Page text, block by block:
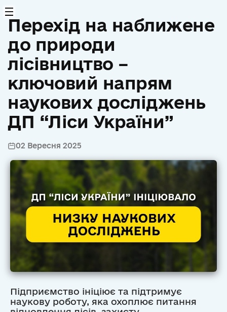
Перехід на наближене
до природи
лісівництво –
ключовий напрям
наукових досліджень
ДП “Ліси України”
02 Вересня 2025
Підприємство ініціює та підтримує
наукову роботу, яка охоплює питання